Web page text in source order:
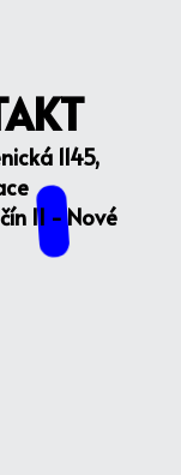
1145,
II - Nové